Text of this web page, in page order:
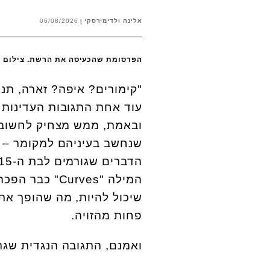
אלינה ולדימירסקי 06/08/2026
הפרסומת שהכעיסה את הרשת. צילום
"קימורים? איפה? זארה,
עוד אחת התגובות
ובאמת, ממש מצחיק
שנחשב בעיניהם למקומר
המילה "Curves" כבר
פחות מהזויה.
ואמנם, התגובה הנגדית